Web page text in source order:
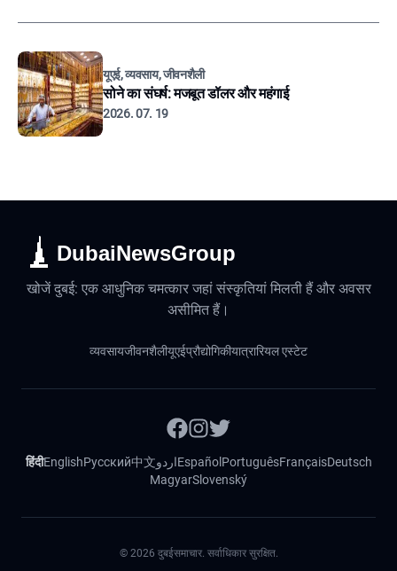
यूएई, व्यवसाय, जीवनशैली
सोने का संघर्ष: मजबूत डॉलर और महंगाई
2026. 07. 19
DubaiNewsGroup
खोजें दुबई: एक आधुनिक चमत्कार जहां संस्कृतियां मिलती हैं और अवसर
असीमित हैं।
व्यवसायजीवनशैलीयूएईप्रौद्योगिकीयात्रारियल एस्टेट
हिंदीEnglishРусский中文اردوEspañol PortuguêsFrançaisDeutsch
MagyarSlovenský
© 2026 दुबईसमाचार. सर्वाधिकार सुरक्षित.